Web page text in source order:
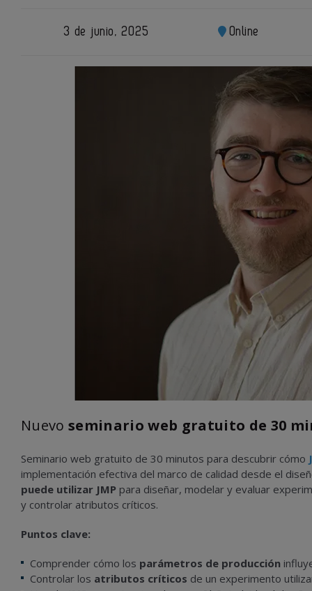
3 de junio, 2025 Online
Nuevo seminario web gratuito de 30
Seminario web gratuito de 30 minutos para descubrir cómo
implementación efectiva del marco de calidad desde el
puede utilizar JMP para diseñar, modelar y evaluar
y controlar atributos críticos.
Puntos clave:
Comprender cómo los parámetros de producción
Controlar los atributos críticos de un experimento